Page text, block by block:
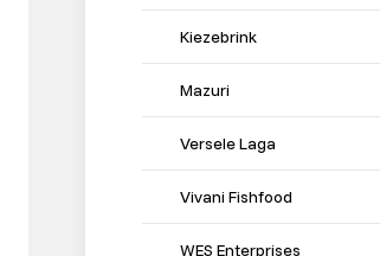
Kiezebrink
Mazuri
Versele Laga
Vivani Fishfood
WES Enterprises